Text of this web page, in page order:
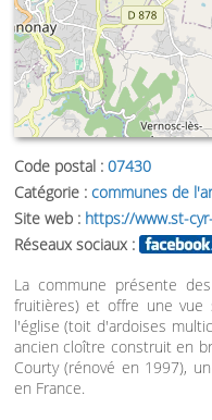
Code postal : 07430
Catégorie : communes de
Site web : https://www.st-
Réseaux sociaux :
La commune présente
fruitières) et offre une vue
l'église (toit d'ardoises
ancien cloître construit en
Courty (rénové en 1997),
en France.